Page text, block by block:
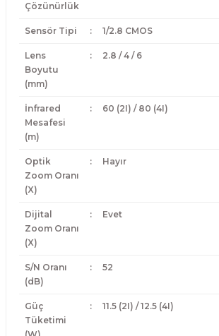
Çözünürlük
Sensör Tipi : 1/2.8 CMOS
Lens
Boyutu
(mm)
: 2.8 / 4 / 6
İnfrared
Mesafesi
(m)
: 60 (2I) / 80 (4I)
Optik
Zoom Oranı
(X)
: Hayır
Dijital
Zoom Oranı
(X)
: Evet
S/N Oranı
(dB)
: 52
Güç
Tüketimi
: 11.5 (2I) / 12.5 (4I)